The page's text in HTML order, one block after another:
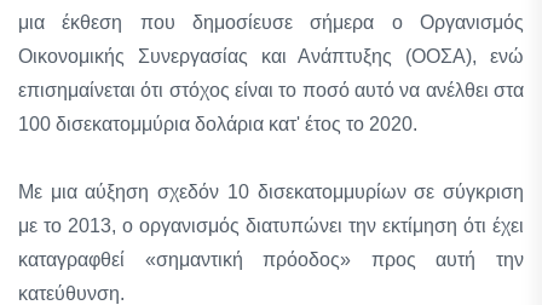
μια έκθεση που δημοσίευσε σήμερα ο Οργανισμός
Οικονομικής Συνεργασίας και Ανάπτυξης (ΟΟΣΑ), ενώ
επισημαίνεται ότι στόχος είναι το ποσό αυτό να ανέλθει στα
100 δισεκατομμύρια δολάρια κατ' έτος το 2020.
Με μια αύξηση σχεδόν 10 δισεκατομμυρίων σε σύγκριση
με το 2013, ο οργανισμός διατυπώνει την εκτίμηση ότι έχει
καταγραφθεί «σημαντική πρόοδος» προς αυτή την
κατεύθυνση.